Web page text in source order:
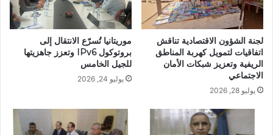
لجنة الشؤون الاقتصادية تناقش
اتفاقيات لتمويل كهربة المناطق
الريفية وتعزيز شبكات الأمان
الاجتماعي
يوليو 28, 2026
موريتانيا تُسرّع الانتقال إلى
بروتوكول IPv6 وتعزز جاهزيتها
للجيل الخامس
يوليو 24, 2026